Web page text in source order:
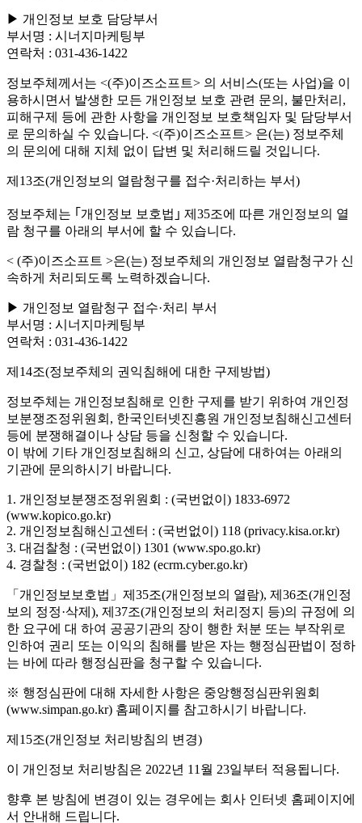
▶ 개인정보 보호 담당부서
부서명 : 시너지마케팅부
연락처 : 031-436-1422
정보주체께서는 <(주)이즈소프트> 의 서비스(또는 사업)을 이
용하시면서 발생한 모든 개인정보 보호 관련 문의, 불만처리,
피해구제 등에 관한 사항을 개인정보 보호책임자 및 담당부서
로 문의하실 수 있습니다. <(주)이즈소프트> 은(는) 정보주체
의 문의에 대해 지체 없이 답변 및 처리해드릴 것입니다.
제13조(개인정보의 열람청구를 접수·처리하는 부서)
정보주체는 ｢개인정보 보호법｣ 제35조에 따른 개인정보의 열
람 청구를 아래의 부서에 할 수 있습니다.
< (주)이즈소프트 >은(는) 정보주체의 개인정보 열람청구가 신
속하게 처리되도록 노력하겠습니다.
▶ 개인정보 열람청구 접수·처리 부서
부서명 : 시너지마케팅부
연락처 : 031-436-1422
제14조(정보주체의 권익침해에 대한 구제방법)
정보주체는 개인정보침해로 인한 구제를 받기 위하여 개인정
보분쟁조정위원회, 한국인터넷진흥원 개인정보침해신고센터
등에 분쟁해결이나 상담 등을 신청할 수 있습니다.
이 밖에 기타 개인정보침해의 신고, 상담에 대하여는 아래의
기관에 문의하시기 바랍니다.
1. 개인정보분쟁조정위원회 : (국번없이) 1833-6972
(www.kopico.go.kr)
2. 개인정보침해신고센터 : (국번없이) 118 (privacy.kisa.or.kr)
3. 대검찰청 : (국번없이) 1301 (www.spo.go.kr)
4. 경찰청 : (국번없이) 182 (ecrm.cyber.go.kr)
「개인정보보호법」제35조(개인정보의 열람), 제36조(개인정
보의 정정·삭제), 제37조(개인정보의 처리정지 등)의 규정에 의
한 요구에 대 하여 공공기관의 장이 행한 처분 또는 부작위로
인하여 권리 또는 이익의 침해를 받은 자는 행정심판법이 정하
는 바에 따라 행정심판을 청구할 수 있습니다.
※ 행정심판에 대해 자세한 사항은 중앙행정심판위원회
(www.simpan.go.kr) 홈페이지를 참고하시기 바랍니다.
제15조(개인정보 처리방침의 변경)
이 개인정보 처리방침은 2022년 11월 23일부터 적용됩니다.
향후 본 방침에 변경이 있는 경우에는 회사 인터넷 홈페이지에
서 안내해 드립니다.